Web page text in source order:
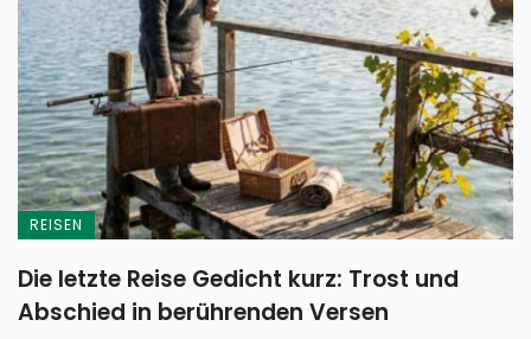
REISEN
Die letzte Reise Gedicht kurz: Trost und
Abschied in berührenden Versen